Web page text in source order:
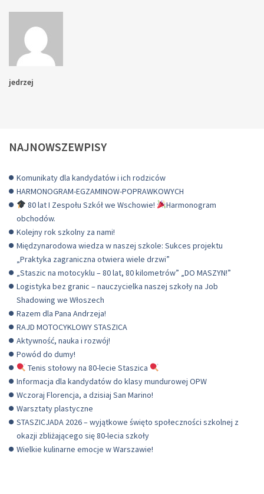
jedrzej
NAJNOWSZEWPISY
Komunikaty dla kandydatów i ich rodziców
HARMONOGRAM-EGZAMINOW-POPRAWKOWYCH
80 lat I Zespołu Szkół we Wschowie!
Harmonogram
obchodów.
Kolejny rok szkolny za nami!
Międzynarodowa wiedza w naszej szkole: Sukces projektu
„Praktyka zagraniczna otwiera wiele drzwi”
„Staszic na motocyklu – 80 lat, 80 kilometrów” „DO MASZYN!”
Logistyka bez granic – nauczycielka naszej szkoły na Job
Shadowing we Włoszech
Razem dla Pana Andrzeja!
RAJD MOTOCYKLOWY STASZICA
Aktywność, nauka i rozwój!
Powód do dumy!
Tenis stołowy na 80-lecie Staszica
Informacja dla kandydatów do klasy mundurowej OPW
Wczoraj Florencja, a dzisiaj San Marino!
Warsztaty plastyczne
STASZICJADA 2026 – wyjątkowe święto społeczności szkolnej z
okazji zbliżającego się 80-lecia szkoły
Wielkie kulinarne emocje w Warszawie!